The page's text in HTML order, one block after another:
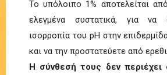
Το υπόλοιπο 1% αποτελείται
ελεγμένα συστατικά, για να
ισορροπία του pH στην
και να την προστατεύετε από
Η σύνθεσή τους δεν περιέχει